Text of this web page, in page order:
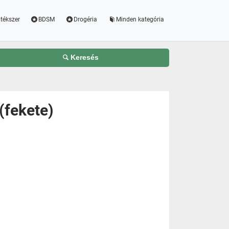
BDSM Drogéria Minden kategória
Keresés